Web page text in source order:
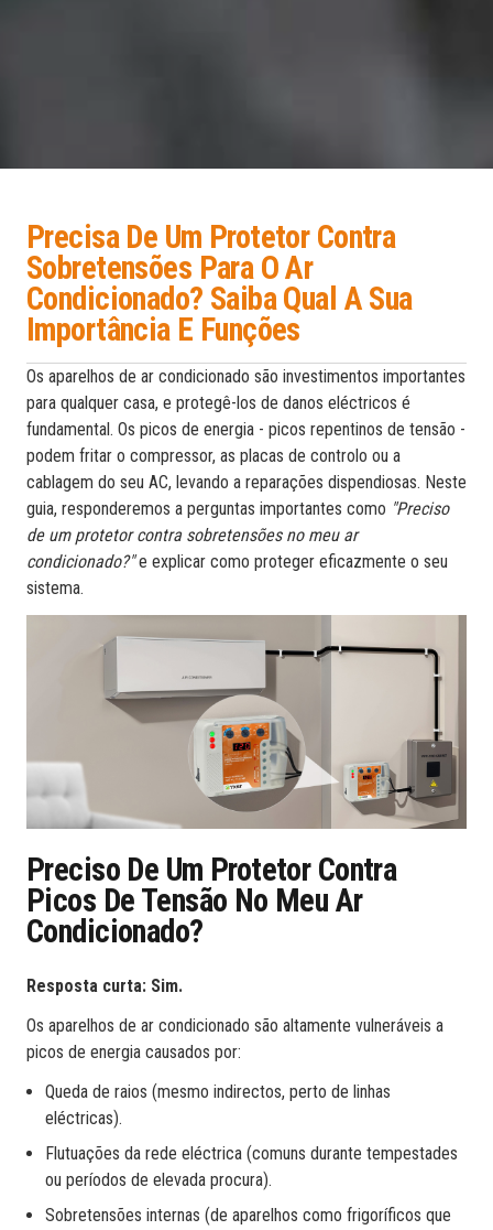
Precisa De Um Protetor Contra
Sobretensões Para O Ar
Condicionado? Saiba Qual A Sua
Importância E Funções
Os aparelhos de ar condicionado são investimentos importantes
para qualquer casa, e protegê-los de danos eléctricos é
fundamental. Os picos de energia - picos repentinos de tensão -
podem fritar o compressor, as placas de controlo ou a
cablagem do seu AC, levando a reparações dispendiosas. Neste
guia, responderemos a perguntas importantes como "Preciso
de um protetor contra sobretensões no meu ar
condicionado?"e explicar como proteger eficazmente o seu
sistema.
Preciso De Um Protetor Contra
Picos De Tensão No Meu Ar
Condicionado?
Resposta curta: Sim.
Os aparelhos de ar condicionado são altamente vulneráveis a
picos de energia causados por:
Queda de raios (mesmo indirectos, perto de linhas
eléctricas).
Flutuações da rede eléctrica (comuns durante tempestades
ou períodos de elevada procura).
Sobretensões internas (de aparelhos como frigoríficos que